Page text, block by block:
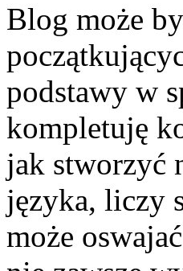
Blog może
podstawy w
kompletuję
jak stworzyć
języka, liczy
może